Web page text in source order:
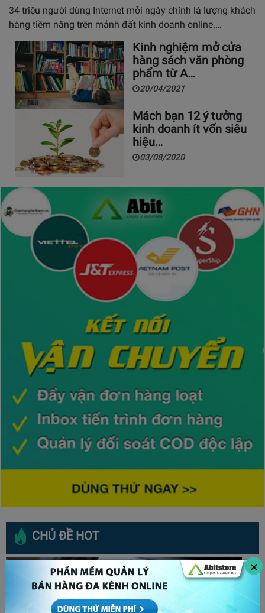
×
34 triệu người dùng Internet mỗi ngày chính là lượng khách
hàng tiềm năng trên mảnh đất kinh doanh online.…
Kinh nghiệm mở cửa
hàng sách văn phòng
phẩm từ A…
20/04/2021
Mách bạn 12 ý tưởng
kinh doanh ít vốn siêu
hiệu…
03/08/2020
CHỦ ĐỀ HOT